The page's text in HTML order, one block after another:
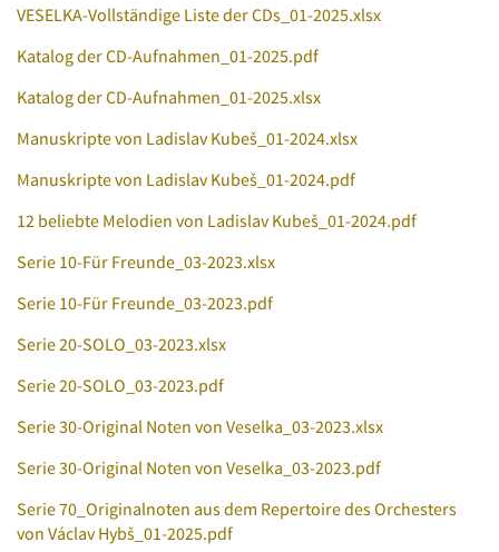
VESELKA-Vollständige Liste der CDs_01-2025.xlsx
Katalog der CD-Aufnahmen_01-2025.pdf
Katalog der CD-Aufnahmen_01-2025.xlsx
Manuskripte von Ladislav Kubeš_01-2024.xlsx
Manuskripte von Ladislav Kubeš_01-2024.pdf
12 beliebte Melodien von Ladislav Kubeš_01-2024.pdf
Serie 10-Für Freunde_03-2023.xlsx
Serie 10-Für Freunde_03-2023.pdf
Serie 20-SOLO_03-2023.xlsx
Serie 20-SOLO_03-2023.pdf
Serie 30-Original Noten von Veselka_03-2023.xlsx
Serie 30-Original Noten von Veselka_03-2023.pdf
Serie 70_Originalnoten aus dem Repertoire des Orchesters
von Václav Hybš_01-2025.pdf